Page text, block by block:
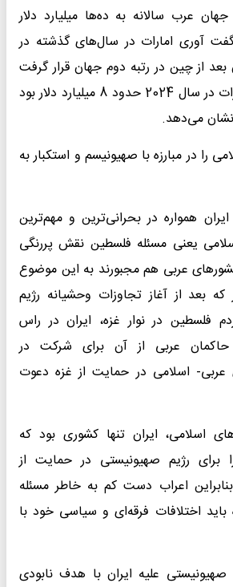
عرب سالانه به ده‌ها میلیارد دلار
آوری امارات در سال‌های گذشته در
از چین در رتبه دوم جهان قرار گرفت
و تجارت ایران و امارات در سال 2024 حدود 8 میلیارد دلار بود
می‌دهد.
را در مبارزه با صهیونیسم و استکبار به
همواره در بحرانی‌ترین و مهم‌ترین
یعنی مسئله فلسطین نقش پررنگی
عربی هم مجبورند به این موضوع
که بعد از آغاز تجاوزات وحشیانه رژیم
فلسطین در نوار غزه، ایران در راس
عربی از آن برای شرکت در
اسلامی در حمایت از غزه دعوت
اسلامی، ایران تنها کشوری بود که
برای رژیم صهیونیستی در حمایت از
اعراب دست کم به خاطر مسئله
اختلافات فرقه‌ای و سیاسی خود با
صهیونیستی علیه ایران با هدف نابودی